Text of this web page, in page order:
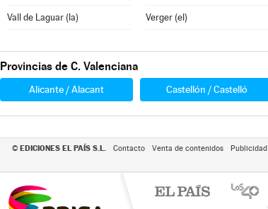
Vall de Laguar (la) Verger (el)
Provincias de C. Valenciana
Alicante / Alacant Castellón / Castelló
© EDICIONES EL PAÍS S.L. Contacto Venta de contenidos Publicidad